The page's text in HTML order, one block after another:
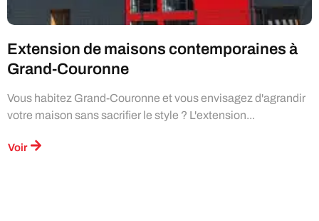
Extension de maisons contemporaines à
Grand-Couronne
Vous habitez Grand-Couronne et vous envisagez d'agrandir
votre maison sans sacrifier le style ? L'extension...
Voir